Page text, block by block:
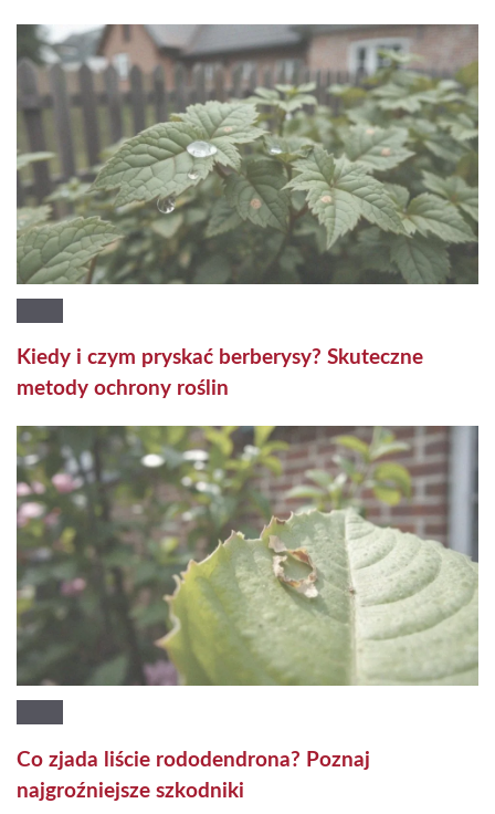
Kiedy i czym pryskać berberysy? Skuteczne
metody ochrony roślin
Co zjada liście rododendrona? Poznaj
najgroźniejsze szkodniki